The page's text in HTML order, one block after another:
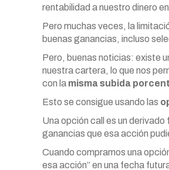
rentabilidad a nuestro dinero
Pero muchas veces, la
buenas ganancias, incluso
Pero, buenas noticias: existe
nuestra cartera, lo que nos
con la misma subida
Esto se consigue usando las
Una opción call es un
ganancias que esa acción
Cuando compramos una
esa acción” en una fecha